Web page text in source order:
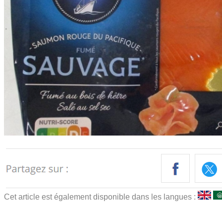
Cet article est également disponible dans les langues :